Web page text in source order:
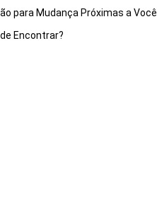
para Mudança Próximas a Você
Encontrar?